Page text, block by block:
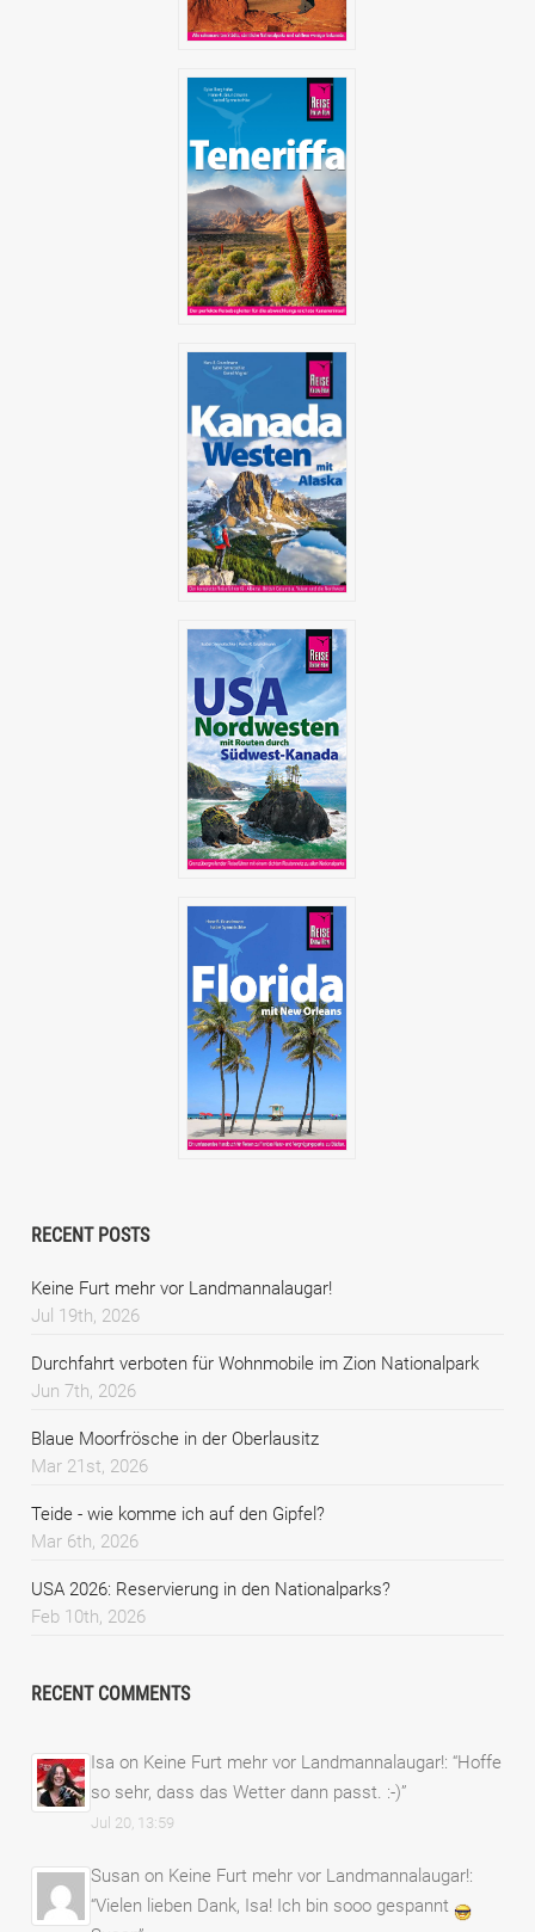
RECENT POSTS
Keine Furt mehr vor Landmannalaugar!
Jul 19th, 2026
Durchfahrt verboten für Wohnmobile im Zion Nationalpark
Jun 7th, 2026
Blaue Moorfrösche in der Oberlausitz
Mar 21st, 2026
Teide - wie komme ich auf den Gipfel?
Mar 6th, 2026
USA 2026: Reservierung in den Nationalparks?
Feb 10th, 2026
RECENT COMMENTS
Isa on Keine Furt mehr vor Landmannalaugar!: “Hoffe
so sehr, dass das Wetter dann passt. :-)”
Jul 20, 13:59
Susan on Keine Furt mehr vor Landmannalaugar!:
“Vielen lieben Dank, Isa! Ich bin sooo gespannt